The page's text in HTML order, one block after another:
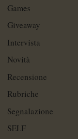
Games
Giveaway
Intervista
Novità
Recensione
Rubriche
Segnalazione
SELF